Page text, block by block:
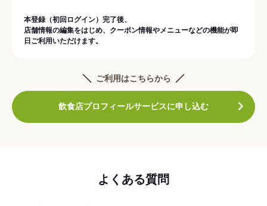
本登録（初回ログイン）完了後、
店舗情報の編集をはじめ、クーポン情報やメニューなどの機能が即
日ご利用いただけます。
ご利用はこちらから
飲食店プロフィールサービスに申し込む
よくある質問